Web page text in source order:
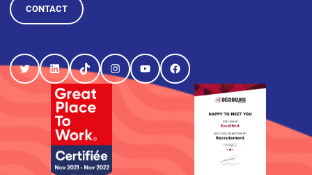
CONTACT
TwitterLinkedInTikTokInstagram
YouTubeFacebook